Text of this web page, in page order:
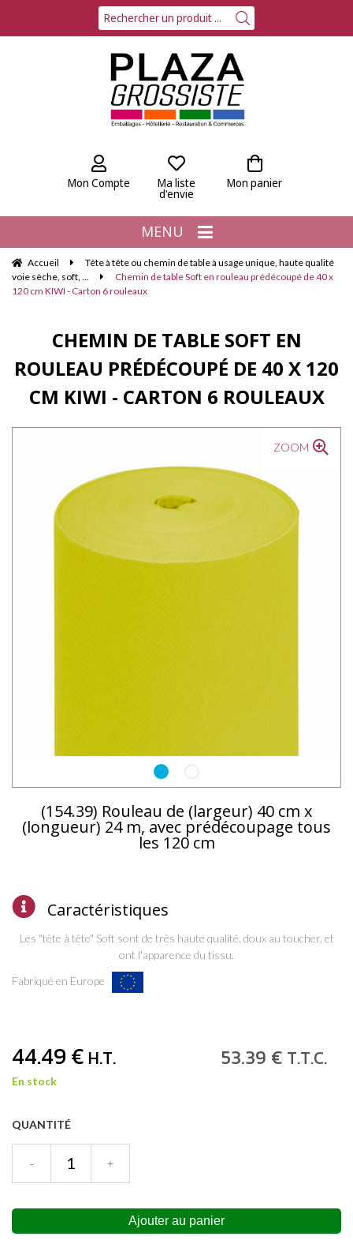
Mon Compte Mon panier
Ma liste
d'envie
MENU
Accueil
Tête à tête ou chemin de table à usage unique, haute qualité
voie sèche, soft, ...
Chemin de table Soft en rouleau prédécoupé de 40 x
120 cm KIWI - Carton 6 rouleaux
CHEMIN DE TABLE SOFT EN
ROULEAU PRÉDÉCOUPÉ DE 40 X 120
CM KIWI - CARTON 6 ROULEAUX
ZOOM
(154.39) Rouleau de (largeur) 40 cm x
(longueur) 24 m, avec prédécoupage tous
les 120 cm
Caractéristiques
Les "tête à tête" Soft sont de très haute qualité, doux au toucher, et
ont l'apparence du tissu.
Fabriqué en Europe
44.49€ H.T. 53.39 € T.T.C.
En stock
QUANTITÉ